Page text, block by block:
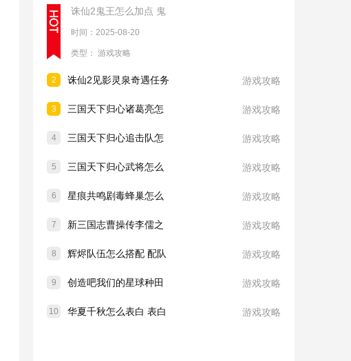
诛仙2鬼王怎么加点 鬼
时间：2025-08-20
类型： 游戏攻略
2 诛仙2见影灵泉奇遇任务 游戏攻略
3 三国天下归心诸葛亮怎 游戏攻略
4 三国天下归心追击队怎 游戏攻略
5 三国天下归心武将怎么 游戏攻略
6 星痕共鸣剧毒蜂巢怎么 游戏攻略
7 新三国志曹操传李儒之 游戏攻略
8 辉烬队伍怎么搭配 配队 游戏攻略
9 创造吧我们的星球种田 游戏攻略
10 华夏千秋怎么表白 表白 游戏攻略